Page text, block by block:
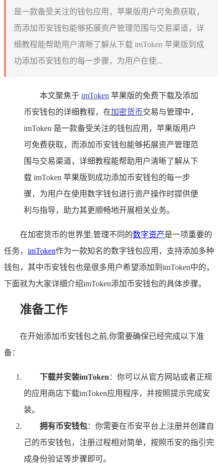
是一款备受关注的钱包应用，苹果版用户可免费获取，
而添加币安钱包能够拓展资产管理范围与交易渠道，详
细教程能帮助用户清晰了解从下载 imToken 苹果版到成
功添加币安钱包的每一步骤，为用户在使...
本文聚焦于 imToken 苹果版的免费下载及添加
币安钱包的详细教程，在加密货币交易与管理中，
imToken 是一款备受关注的钱包应用，苹果版用户
可免费获取，而添加币安钱包能够拓展资产管理范
围与交易渠道，详细教程能帮助用户清晰了解从下
载 imToken 苹果版到成功添加币安钱包的每一步
骤，为用户在使用数字钱包进行资产操作时提供便
利与指导，助力其更顺畅地开展相关业务。
在加密货币的世界里,管理不同的数字资产是一项重要的
任务， imToken作为一款知名的数字钱包应用，支持添加多种
钱包，其中币安钱包也是很多用户希望添加到imToken中的，
下面就为大家详细介绍imToken添加币安钱包的具体步骤。
准备工作
在开始添加币安钱包之前,你需要确保已经完成以下准
备：
下载并安装imToken ：你可以从官方网站或者正规
的应用商店下载imToken应用程序，并按照提示完成安
装。
拥有币安钱包：你需要在币安平台上注册并创建自
己的币安钱包，注册过程相对简单，按照币安的指引完
成身份验证等步骤即可。